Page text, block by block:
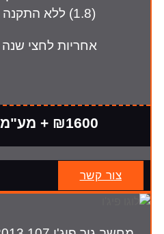
(1.8) ללא התקנה
אחריות לחצי שנה
₪1600 + מע"מ
צור קשר